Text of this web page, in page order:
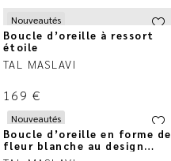
Nouveautés
Boucle d’oreille à ressort
étoile
TAL MASLAVI
169 €
Nouveautés
Boucle d’oreille en forme de
fleur blanche au design
circulaire